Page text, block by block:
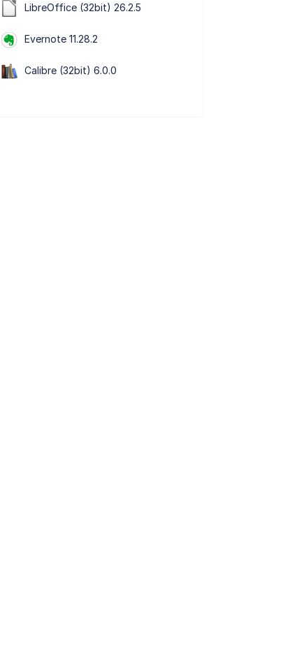
LibreOffice (32bit) 26.2.5
Evernote 11.28.2
Calibre (32bit) 6.0.0